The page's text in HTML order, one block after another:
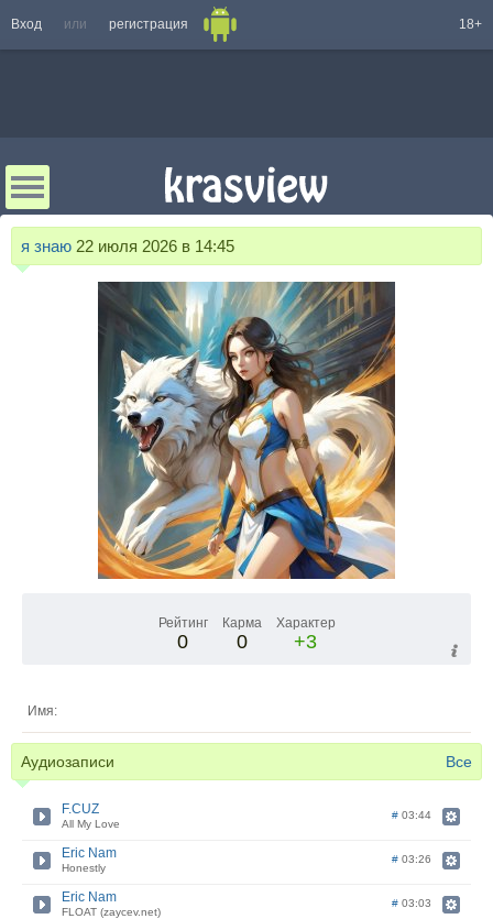
Вход или регистрация 18+
я знаю 22 июля 2026 в 14:45
Рейтинг
0
Карма
0
Характер
+3
Имя:
Аудиозаписи Все
F.CUZ
All My Love
# 03:44
Eric Nam
Honestly
# 03:26
Eric Nam
FLOAT (zaycev.net)
# 03:03